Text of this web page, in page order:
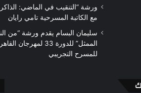
ورشة “التنقيب في الماضي:
مع الكاتبة المسرحية تامي رايان
سليمان البسام يقدم ورشة “من
الممثل” للدورة 33
للمسرح التجريبي